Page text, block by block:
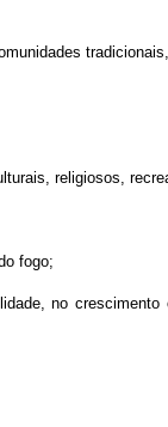
religiosos,
fogo;
no crescimento